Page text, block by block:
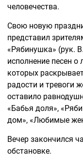
человечества.
Свою новую
представил
«Рябинушка» (рук.
исполнение песен
которых
радости и тревоги
оставило
«Бабья доля»,
дом», «Любимые
Вечер закончился
обстановке.